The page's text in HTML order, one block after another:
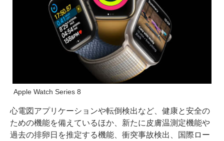
Apple Watch Series 8
心電図アプリケーションや転倒検出など、健康と安全の
ための機能を備えているほか、新たに皮膚温測定機能や
過去の排卵日を推定する機能、衝突事故検出、国際ロー